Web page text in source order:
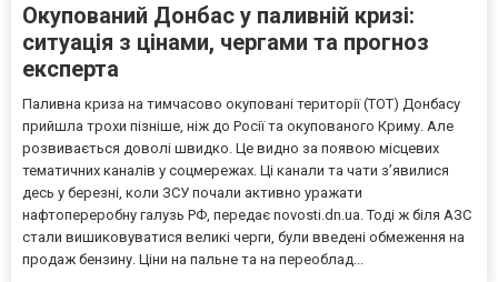
Окупований Донбас у паливній кризі:
ситуація з цінами, чергами та прогноз
експерта
Паливна криза на тимчасово окуповані території (ТОТ) Донбасу
прийшла трохи пізніше, ніж до Росії та окупованого Криму. Але
розвивається доволі швидко. Це видно за появою місцевих
тематичних каналів у соцмережах. Ці канали та чати з’явилися
десь у березні, коли ЗСУ почали активно уражати
нафтопереробну галузь РФ, передає novosti.dn.ua. Тоді ж біля АЗС
стали вишиковуватися великі черги, були введені обмеження на
продаж бензину. Ціни на пальне та на переоблад...